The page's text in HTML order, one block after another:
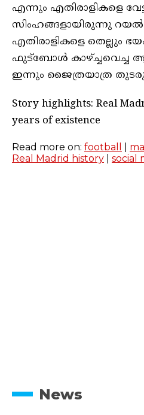
എന്നും എതിരാളികളെ
സിംഹങ്ങളായിരുന്നു റയല്‍
എതിരാളികളെ തെല്ലും
ഫുട്‌ബോള്‍ കാഴ്ച്ചവെച്ച ആ
ഇന്നും ജൈത്രയാത്ര
Story highlights: Real
years of existence
Read more on: football
Real Madrid history
social
News